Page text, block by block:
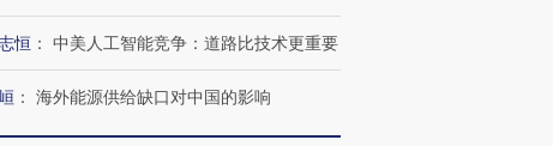
恒 ： 中美人工智能竞争：道路比技术更重要
： 海外能源供给缺口对中国的影响